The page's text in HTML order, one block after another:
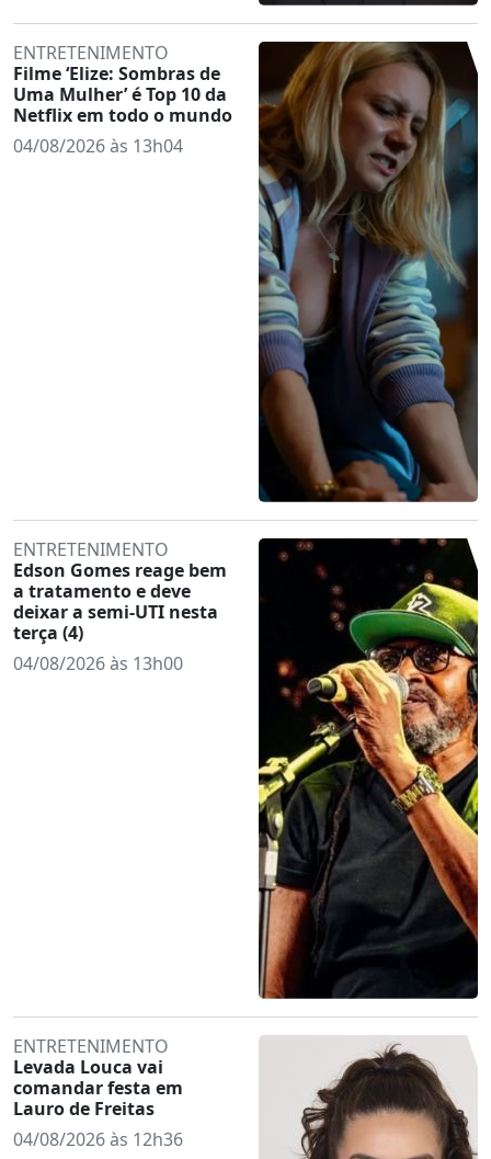
ENTRETENIMENTO
Filme ‘Elize: Sombras de
Uma Mulher’ é Top 10 da
Netflix em todo o mundo
04/08/2026 às 13h04
ENTRETENIMENTO
Edson Gomes reage bem
a tratamento e deve
deixar a semi-UTI nesta
terça (4)
04/08/2026 às 13h00
ENTRETENIMENTO
Levada Louca vai
comandar festa em
Lauro de Freitas
04/08/2026 às 12h36